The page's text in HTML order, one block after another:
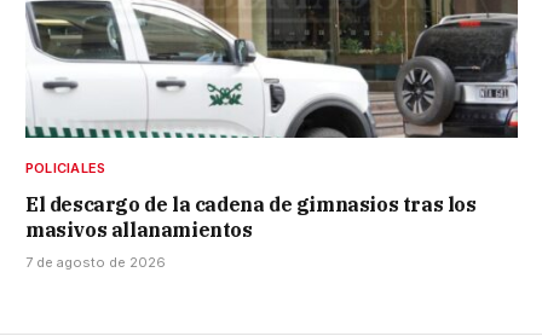
POLICIALES
El descargo de la cadena de gimnasios tras los
masivos allanamientos
7 de agosto de 2026